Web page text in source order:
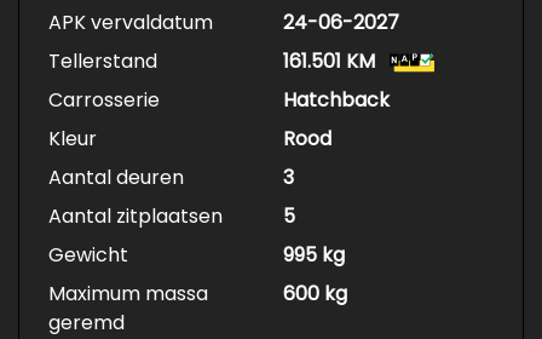
APK vervaldatum
24-06-2027
Tellerstand
161.501 KM
Carrosserie
Hatchback
Kleur
Rood
Aantal deuren
3
Aantal zitplaatsen
5
Gewicht
995 kg
Maximum massa
geremd
600 kg